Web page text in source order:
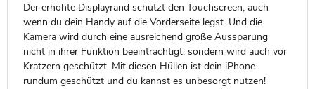
Der erhöhte Displayrand schützt den Touchscreen, auch
wenn du dein Handy auf die Vorderseite legst. Und die
Kamera wird durch eine ausreichend große Aussparung
nicht in ihrer Funktion beeinträchtigt, sondern wird auch vor
Kratzern geschützt. Mit diesen Hüllen ist dein iPhone
rundum geschützt und du kannst es unbesorgt nutzen!